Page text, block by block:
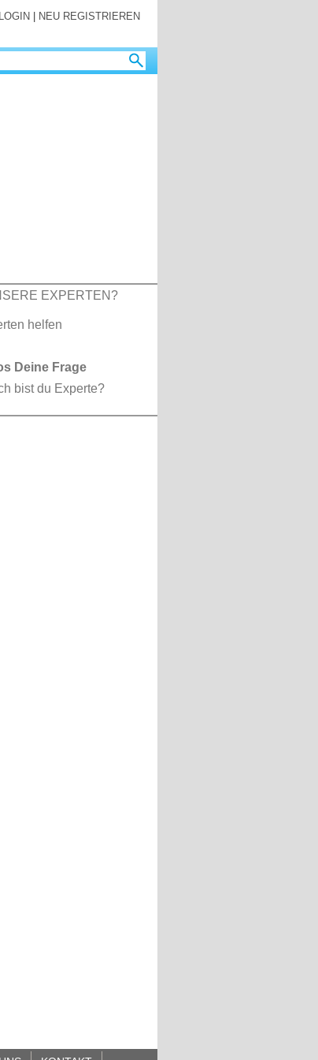
LOGIN NEU REGISTRIEREN
EXPERTEN?
Deine Frage
bist du Experte?